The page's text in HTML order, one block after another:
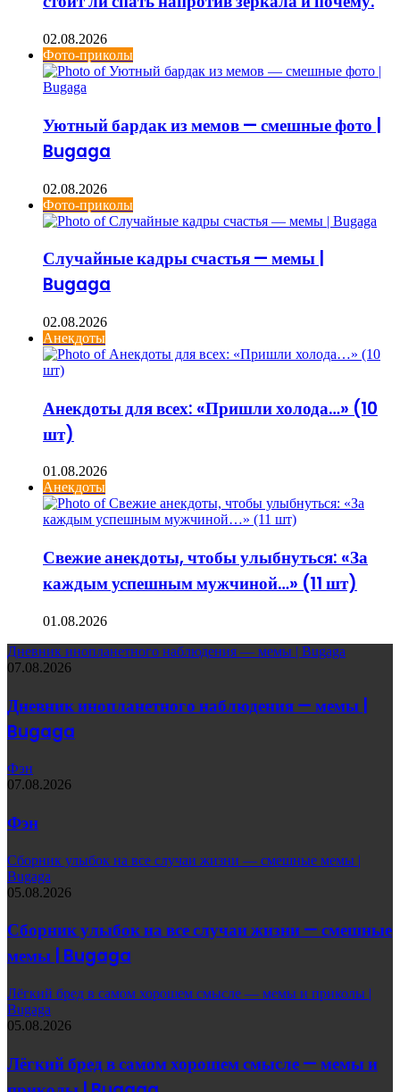
02.08.2026
Фото-приколы
Уютный бардак из мемов — смешные фото |
Bugaga
02.08.2026
Фото-приколы
Случайные кадры счастья — мемы |
Bugaga
02.08.2026
Анекдоты
Анекдоты для всех: «Пришли холода…» (10
шт)
01.08.2026
Анекдоты
Свежие анекдоты, чтобы улыбнуться: «За
каждым успешным мужчиной…» (11 шт)
01.08.2026
Дневник инопланетного наблюдения — мемы | Bugaga
07.08.2026
Дневник инопланетного наблюдения — мемы |
Bugaga
Фэн
07.08.2026
Фэн
Сборник улыбок на все случаи жизни — смешные мемы |
Bugaga
05.08.2026
Сборник улыбок на все случаи жизни — смешные
мемы | Bugaga
Лёгкий бред в самом хорошем смысле — мемы и приколы |
Bugaga
05.08.2026
Лёгкий бред в самом хорошем смысле — мемы и